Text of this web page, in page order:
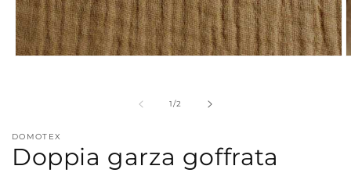
modale
1/su
2
DOMOTEX
Doppia garza goffrata